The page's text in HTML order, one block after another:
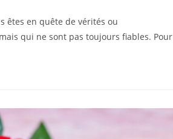
êtes en quête de vérités ou
qui ne sont pas toujours fiables. Pour